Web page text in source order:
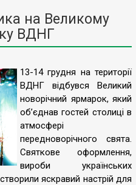
на Великому
ВДНГ
13-14 грудня на території
ВДНГ відбувся Великий
новорічний ярмарок, який
об’єднав гостей столиці в
атмосфері
передноворічного свята.
Святкове оформлення,
вироби українських
яскравий настрій для